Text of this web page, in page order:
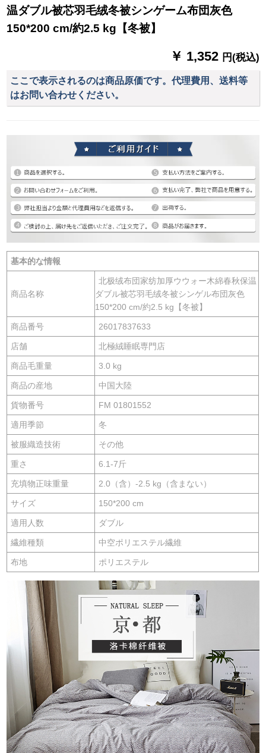
温ダブル被芯羽毛绒冬被シンゲーム布団灰色
150*200 cm/約2.5 kg【冬被】
￥ 1,352 円(税込)
ここで表示されるのは商品原価です。代理費用、送料等
はお問い合わせください。
基本的な情報
商品名称
北极绒布団家纺加厚ウウォー木綿春秋保温
ダブル被芯羽毛绒冬被シンゲル布団灰色
150*200 cm/約2.5 kg【冬被】
商品番号 26017837633
店舗 北極絨睡眠専門店
商品毛重量 3.0 kg
商品の産地 中国大陸
貨物番号 FM 01801552
適用季節 冬
被服織造技術 その他
重さ 6.1-7斤
充填物正味重量 2.0（含）-2.5 kg（含まない）
サイズ 150*200 cm
適用人数 ダブル
繊維種類 中空ポリエステル繊維
布地 ポリエステル